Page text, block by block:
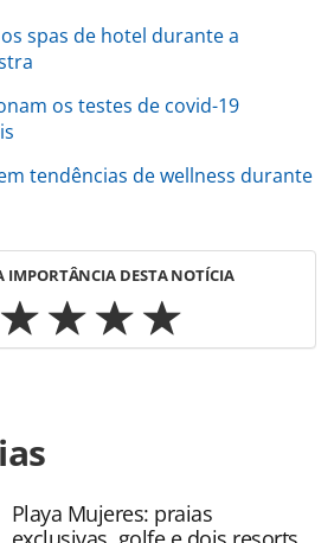
spas de hotel durante a
os testes de covid-19
tendências de wellness durante
IMPORTÂNCIA DESTA NOTÍCIA
hotelaria/mercado/2021/
da-hotelaria-avalia-
ferramentas oferecidas na página.
pela PANROTAS Editora é
Playa Mujeres: praias